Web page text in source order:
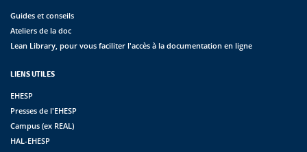
Guides et conseils
Ateliers de la doc
Lean Library, pour vous faciliter l'accès à la documentation en ligne
LIENS UTILES
EHESP
Presses de l'EHESP
Campus (ex REAL)
HAL-EHESP